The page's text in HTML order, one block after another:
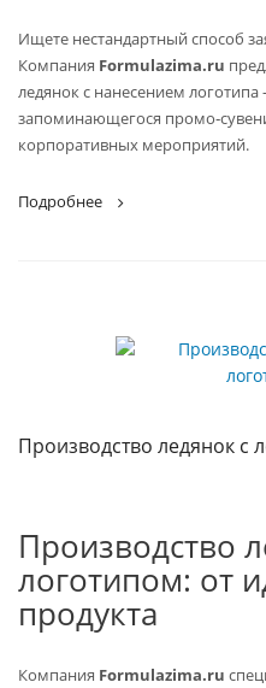
Ищете нестандартный способ
Компания Formulazima.ru
ледянок с нанесением
запоминающегося
корпоративных мероприятий.
Подробнее
Производство ледянок с
Производство
логотипом: от
продукта
Компания Formulazima.ru